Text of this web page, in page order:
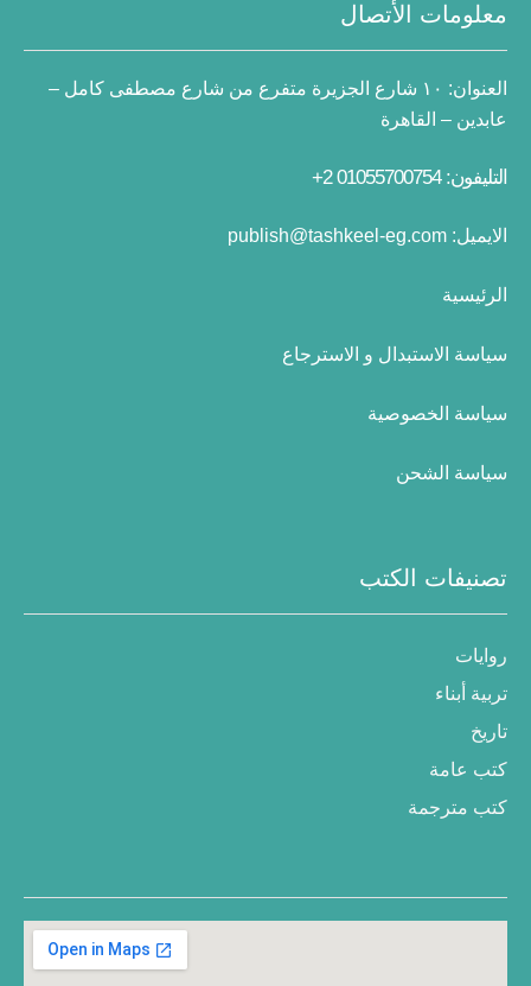
معلومات الأتصال
العنوان:
١٠ شارع الجزيرة متفرع من شارع مصطفى كامل –
عابدين – القاهرة
التليفون: 01055700754 2+
الايميل: publish@tashkeel-eg.com
الرئيسية
سياسة الاستبدال و الاسترجاع
سياسة الخصوصية
سياسة الشحن
تصنيفات الكتب
روايات
تربية أبناء
تاريخ
كتب عامة
كتب مترجمة